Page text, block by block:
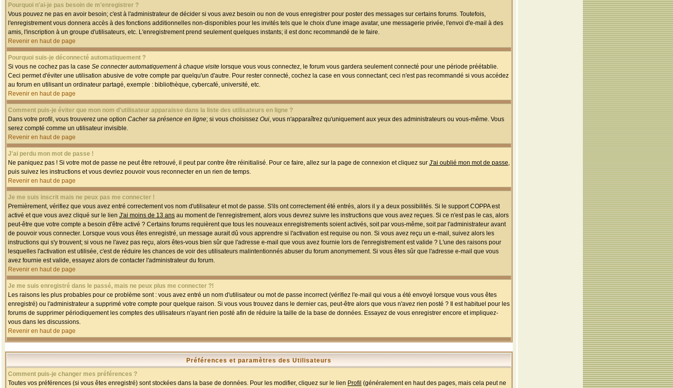
Pourquoi n'ai-je pas besoin de m'enregistrer ?
Vous pouvez ne pas en avoir besoin; c'est à l'administrateur de décider si vous avez besoin ou non de vous enregistrer pour poster des messages sur certains forums. Toutefois,
l'enregistrement vous donnera accès à des fonctions additionnelles non-disponibles pour les invités tels que le choix d'une image avatar, une messagerie privée, l'envoi d'e-mail à des
amis, l'inscription à un groupe d'utilisateurs, etc. L'enregistrement prend seulement quelques instants; il est donc recommandé de le faire.
Revenir en haut de page
Pourquoi suis-je déconnecté automatiquement ?
Si vous ne cochez pas la case Se connecter automatiquement à chaque visite lorsque vous vous connectez, le forum vous gardera seulement connecté pour une période préétablie.
Ceci permet d'éviter une utilisation abusive de votre compte par quelqu'un d'autre. Pour rester connecté, cochez la case en vous connectant; ceci n'est pas recommandé si vous accédez
au forum en utilisant un ordinateur partagé, exemple : bibliothèque, cybercafé, université, etc.
Revenir en haut de page
Comment puis-je éviter que mon nom d'utilisateur apparaisse dans la liste des utilisateurs en ligne ?
Dans votre profil, vous trouverez une option Cacher sa présence en ligne; si vous choisissez Oui, vous n'apparaîtrez qu'uniquement aux yeux des administrateurs ou vous-même. Vous
serez compté comme un utilisateur invisible.
Revenir en haut de page
J'ai perdu mon mot de passe !
Ne paniquez pas ! Si votre mot de passe ne peut être retrouvé, il peut par contre être réinitialisé. Pour ce faire, allez sur la page de connexion et cliquez sur J'ai oublié mon mot de passe,
puis suivez les instructions et vous devriez pouvoir vous reconnecter en un rien de temps.
Revenir en haut de page
Je me suis inscrit mais ne peux pas me connecter !
Premièrement, vérifiez que vous avez entré correctement vos nom d'utilisateur et mot de passe. S'ils ont correctement été entrés, alors il y a deux possibilités. Si le support COPPA est
activé et que vous avez cliqué sur le lien J'ai moins de 13 ans au moment de l'enregistrement, alors vous devrez suivre les instructions que vous avez reçues. Si ce n'est pas le cas, alors
peut-être que votre compte a besoin d'être activé ? Certains forums requièrent que tous les nouveaux enregistrements soient activés, soit par vous-même, soit par l'administrateur avant
de pouvoir vous connecter. Lorsque vous vous êtes enregistré, un message aurait dû vous apprendre si l'activation est requise ou non. Si vous avez reçu un e-mail, suivez alors les
instructions qui s'y trouvent; si vous ne l'avez pas reçu, alors êtes-vous bien sûr que l'adresse e-mail que vous avez fournie lors de l'enregistrement est valide ? L'une des raisons pour
lesquelles l'activation est utilisée, c'est de réduire les chances de voir des utilisateurs malintentionnés abuser du forum anonymement. Si vous êtes sûr que l'adresse e-mail que vous
avez fournie est valide, essayez alors de contacter l'administrateur du forum.
Revenir en haut de page
Je me suis enregistré dans le passé, mais ne peux plus me connecter ?!
Les raisons les plus probables pour ce problème sont : vous avez entré un nom d'utilisateur ou mot de passe incorrect (vérifiez l'e-mail qui vous a été envoyé lorsque vous vous êtes
enregistré) ou l'administrateur a supprimé votre compte pour quelque raison. Si vous vous trouvez dans le dernier cas, peut-être alors que vous n'avez rien posté ? Il est habituel pour les
forums de supprimer périodiquement les comptes des utilisateurs n'ayant rien posté afin de réduire la taille de la base de données. Essayez de vous enregistrer encore et impliquez-
vous dans les discussions.
Revenir en haut de page
Préférences et paramètres des Utilisateurs
Comment puis-je changer mes préférences ?
Toutes vos préférences (si vous êtes enregistré) sont stockées dans la base de données. Pour les modifier, cliquez sur le lien Profil (généralement en haut des pages, mais cela peut ne